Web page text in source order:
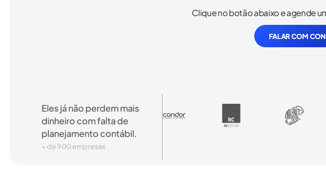
Clique no botão abaixo e agende
FALAR COM
Eles já não perdem mais
dinheiro com falta de
planejamento contábil.
+ de 900 empresas